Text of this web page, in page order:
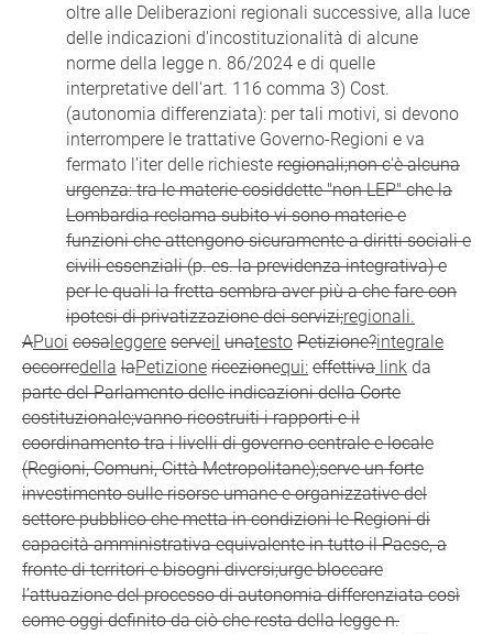
oltre alle Deliberazioni regionali successive, alla luce
delle indicazioni d'incostituzionalità di alcune
norme della legge n. 86/2024 e di quelle
interpretative dell'art. 116 comma 3) Cost.
(autonomia differenziata): per tali motivi, si devono
interrompere le trattative Governo-Regioni e va
fermato l’iter delle richieste regionali;non c'è alcuna
urgenza: tra le materie cosiddette "non LEP" che la
Lombardia reclama subito vi sono materie e
funzioni che attengono sicuramente a diritti sociali e
civili essenziali (p. es. la previdenza integrativa) e
per le quali la fretta sembra aver più a che fare con
ipotesi di privatizzazione dei servizi;regionali.
APuoi cosa leggere serveil unatesto Petizione?integrale
occorredella laPetizione ricezionequi: effettiva link da
parte del Parlamento delle indicazioni della Corte
costituzionale;vanno ricostruiti i rapporti e il
coordinamento tra i livelli di governo centrale e locale
(Regioni, Comuni, Città Metropolitane);serve un forte
investimento sulle risorse umane e organizzative del
settore pubblico che metta in condizioni le Regioni di
capacità amministrativa equivalente in tutto il Paese, a
fronte di territori e bisogni diversi;urge bloccare
l’attuazione del processo di autonomia differenziata così
come oggi definito da ciò che resta della legge n.